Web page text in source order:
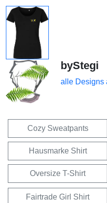
byStegi
alle Designs
Cozy Sweatpants
Hausmarke Shirt
Oversize T-Shirt
Fairtrade Girl Shirt